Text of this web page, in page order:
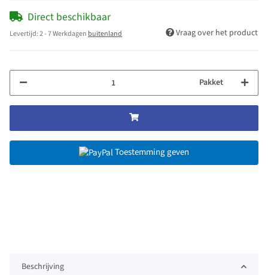
Direct beschikbaar
Levertijd:2 - 7 Werkdagen buitenland Vraag over het product
Pakket
Toestemming geven
Beschrijving